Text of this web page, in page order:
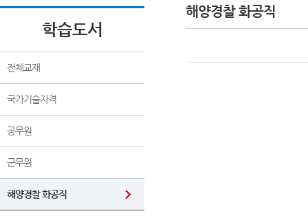
학습도서
전체교재
국가기술자격
공무원
군무원
해양경찰 화공직
해양경찰 화공직